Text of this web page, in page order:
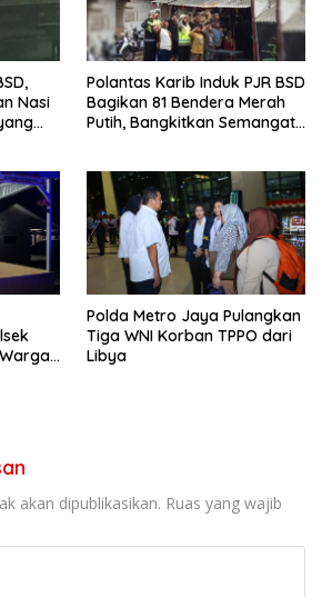
Nasi
Polantas Karib Induk PJR BSD
Bagikan 81 Bendera Merah
Putih, Bangkitkan Semangat
Polda Metro Jaya Pulangkan
Tiga WNI Korban TPPO dari
Libya
akan dipublikasikan. Ruas yang wajib